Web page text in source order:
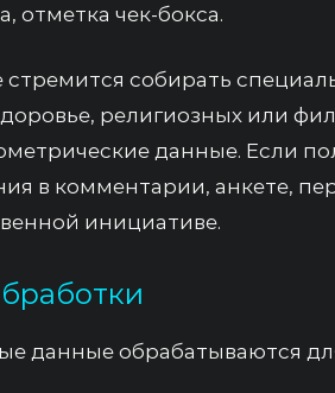
отметка чек-бокса.
собирать
религиозных или
данные. Если
в комментарии, анкете,
инициативе.
данные обрабатываются